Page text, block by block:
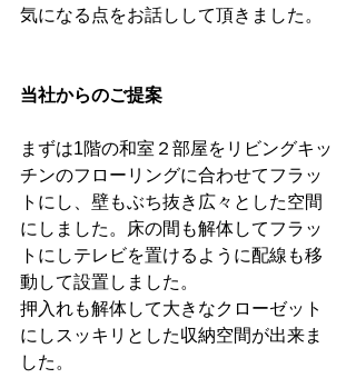
気になる点をお話しして頂きました。
当社からのご提案
まずは1階の和室２部屋をリビングキッ
チンのフローリングに合わせてフラッ
トにし、壁もぶち抜き広々とした空間
にしました。床の間も解体してフラッ
トにしテレビを置けるように配線も移
動して設置しました。
押入れも解体して大きなクローゼット
にしスッキリとした収納空間が出来ま
した。